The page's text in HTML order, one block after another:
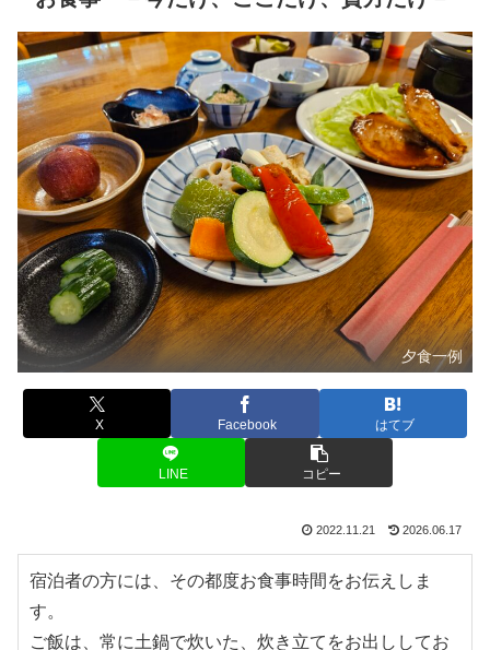
夕食一例
X Facebook はてブ
LINE コピー
2022.11.21 2026.06.17
宿泊者の方には、その都度お食事時間をお伝えしま
す。
ご飯は、常に土鍋で炊いた、炊き立てをお出ししてお